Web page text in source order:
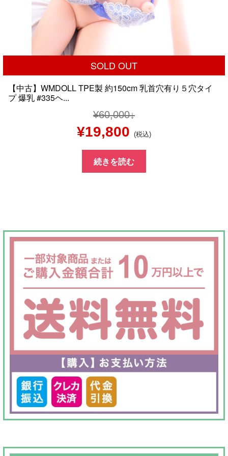
SOLD OUT
【中古】WMDOLL TPE製 約150cm 乳首穴有り５穴タイ
プ 爆乳 #335ヘ...
¥60,000
元
の
価
¥60,000
で
し
た。
¥19,800 現
在
の
は
で
す。
(税込)
続きを読む